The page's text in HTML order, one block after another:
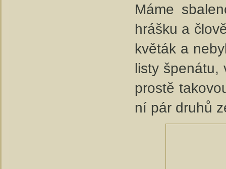
Máme
hrášku a
květák a
listy špenátu,
prostě
ní pár druhů